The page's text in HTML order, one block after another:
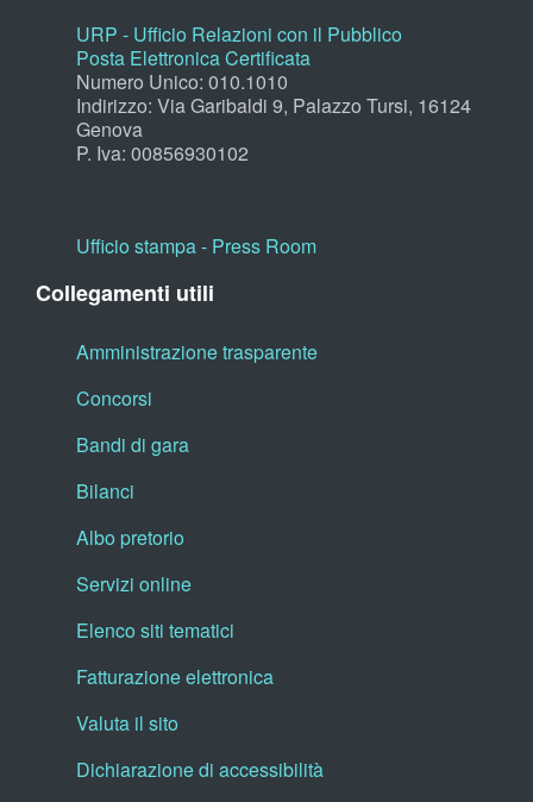
URP - Ufficio Relazioni con il Pubblico
Posta Elettronica Certificata
Numero Unico: 010.1010
Indirizzo: Via Garibaldi 9, Palazzo Tursi, 16124
Genova
P. Iva: 00856930102
Ufficio stampa - Press Room
Collegamenti utili
Amministrazione trasparente
Concorsi
Bandi di gara
Bilanci
Albo pretorio
Servizi online
Elenco siti tematici
Fatturazione elettronica
Valuta il sito
Dichiarazione di accessibilità